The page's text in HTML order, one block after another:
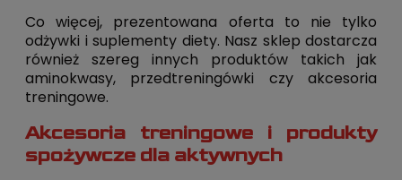
Co więcej, prezentowana oferta to nie tylko
odżywki i suplementy diety. Nasz sklep dostarcza
również szereg innych produktów takich jak
aminokwasy, przedtreningówki czy akcesoria
treningowe.
Akcesoria treningowe i produkty
spożywcze dla aktywnych